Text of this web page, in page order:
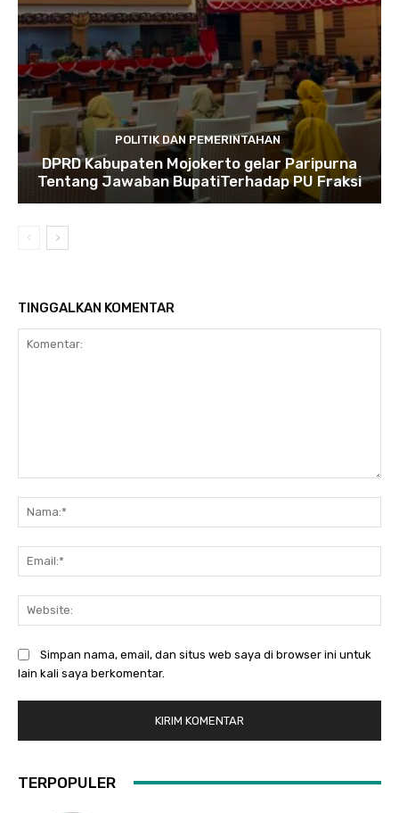
POLITIK DAN PEMERINTAHAN
DPRD Kabupaten Mojokerto gelar Paripurna
Tentang Jawaban BupatiTerhadap PU Fraksi
TINGGALKAN KOMENTAR
Simpan nama, email, dan situs web saya di browser ini untuk
lain kali saya berkomentar.
TERPOPULER